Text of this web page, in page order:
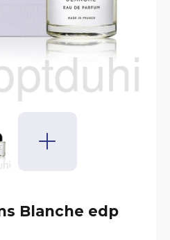
Blanche edp